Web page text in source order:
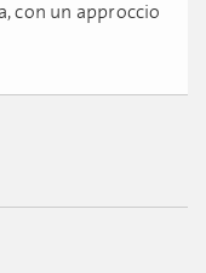
con un approccio